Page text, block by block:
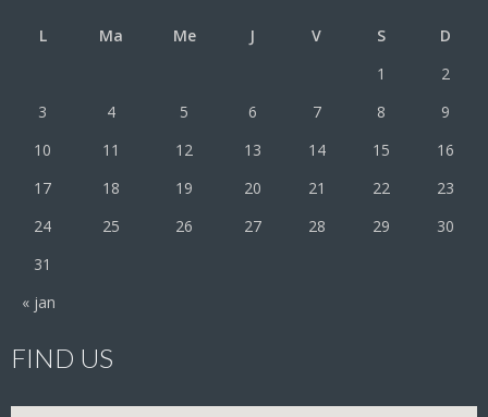
L Ma Me J V S D
« jan
1
2
3
4 5 6 7 8
9
10
11 12 13 14 15
16
17
18 19 20 21 22
23
24
25 26 27 28 29
30
31
FIND US